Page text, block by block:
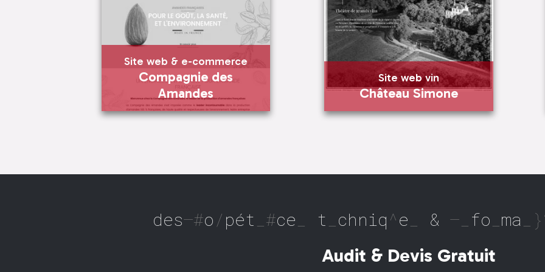
Site web & e-commerce
Compagnie des
Amandes
Site web vin
Château Simone
des compétences techniques &
Audit & Devis Gratuit